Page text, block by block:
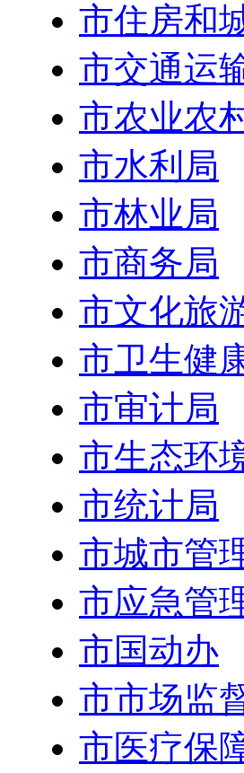
市住房和
市交通运
市农业农
市水利局
市林业局
市商务局
市文化旅
市卫生健
市审计局
市生态环
市统计局
市城市管
市应急管
市国动办
市市场监
市医疗保